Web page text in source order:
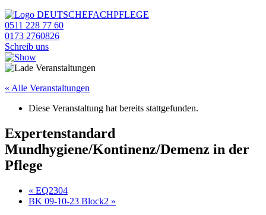
0511 228 77 60
0173 2760826
Schreib uns
« Alle Veranstaltungen
Diese Veranstaltung hat bereits stattgefunden.
Expertenstandard
Mundhygiene/Kontinenz/Demenz in der
Pflege
« EQ2304
BK 09-10-23 Block2 »